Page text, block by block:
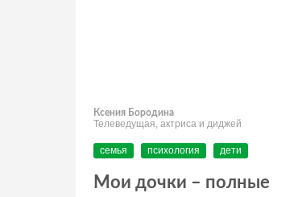
Ксения Бородина
Телеведущая, актриса и диджей
семья психология дети
Мои дочки – полные